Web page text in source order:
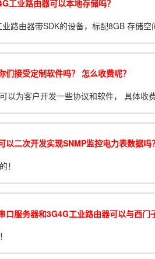
工业路由器可以本地存储吗？
路由器带SDK的设备，标配8GB 存储空
们接受定制软件吗？ 怎么收费呢？
以为客户开发一些协议和软件， 具体收
以二次开发实现SNMP监控电力表数据吗？
！
口服务器和3G4G工业路由器可以与西门